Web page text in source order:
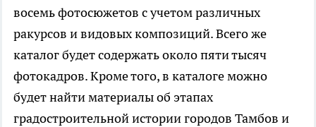
восемь фотосюжетов с учетом различных
ракурсов и видовых композиций. Всего же
каталог будет содержать около пяти тысяч
фотокадров. Кроме того, в каталоге можно
будет найти материалы об этапах
градостроительной истории городов Тамбов и